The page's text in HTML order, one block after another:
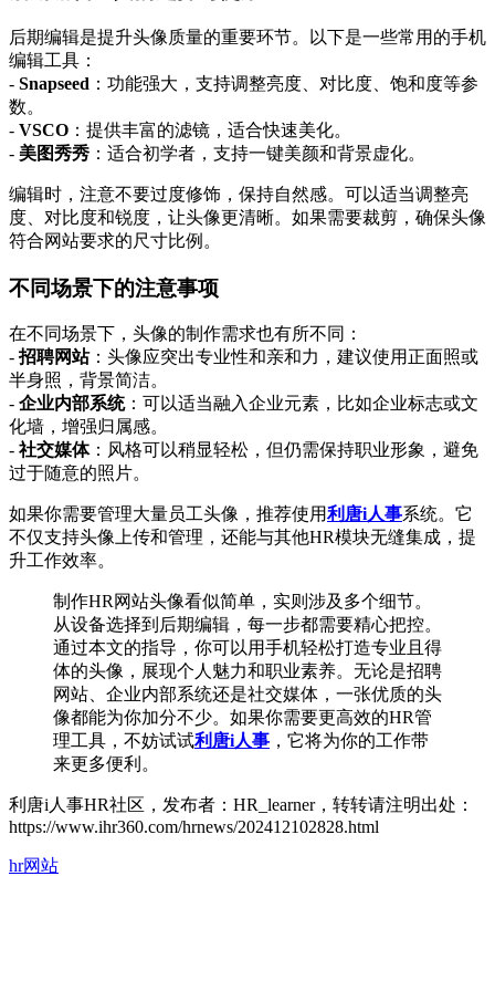
后期编辑是提升头像质量的重要环节。以下是一些常用的手机
编辑工具：
- Snapseed ：功能强大，支持调整亮度、对比度、饱和度等参
数。
- VSCO ：提供丰富的滤镜，适合快速美化。
- 美图秀秀 ：适合初学者，支持一键美颜和背景虚化。
编辑时，注意不要过度修饰，保持自然感。可以适当调整亮
度、对比度和锐度，让头像更清晰。如果需要裁剪，确保头像
符合网站要求的尺寸比例。
不同场景下的注意事项
在不同场景下，头像的制作需求也有所不同：
- 招聘网站：头像应突出专业性和亲和力，建议使用正面照或
半身照，背景简洁。
- 企业内部系统：可以适当融入企业元素，比如企业标志或文
化墙，增强归属感。
- 社交媒体：风格可以稍显轻松，但仍需保持职业形象，避免
过于随意的照片。
如果你需要管理大量员工头像，推荐使用利唐i人事系统。它
不仅支持头像上传和管理，还能与其他HR模块无缝集成，提
升工作效率。
制作HR网站头像看似简单，实则涉及多个细节。
从设备选择到后期编辑，每一步都需要精心把控。
通过本文的指导，你可以用手机轻松打造专业且得
体的头像，展现个人魅力和职业素养。无论是招聘
网站、企业内部系统还是社交媒体，一张优质的头
像都能为你加分不少。如果你需要更高效的HR管
理工具，不妨试试利唐i人事 ，它将为你的工作带
来更多便利。
利唐i人事HR社区，发布者：HR_learner，转转请注明出处：
https://www.ihr360.com/hrnews/202412102828.html
hr网站